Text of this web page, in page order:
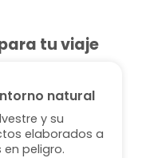
tu viaje
natural
y su
elaborados a
peligro.